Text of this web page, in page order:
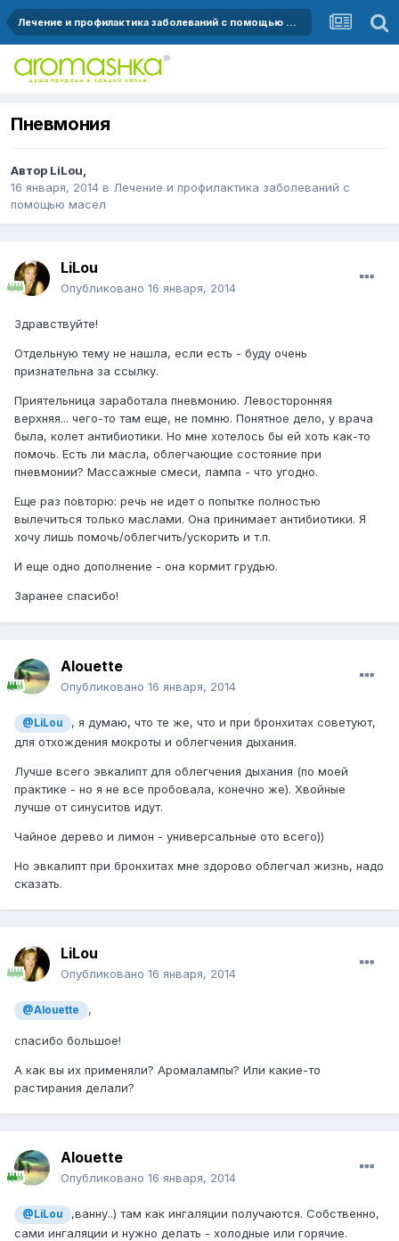
Лечение и профилактика заболеваний с помощью масел
Пневмония
Автор LiLou,
16 января, 2014 в Лечение и профилактика заболеваний с
помощью масел
LiLou
Опубликовано 16 января, 2014
Здравствуйте!
Отдельную тему не нашла, если есть - буду очень
признательна за ссылку.
Приятельница заработала пневмонию. Левосторонняя
верхняя... чего-то там еще, не помню. Понятное дело, у врача
была, колет антибиотики. Но мне хотелось бы ей хоть как-то
помочь. Есть ли масла, облегчающие состояние при
пневмонии? Массажные смеси, лампа - что угодно.
Еще раз повторю: речь не идет о попытке полностью
вылечиться только маслами. Она принимает антибиотики. Я
хочу лишь помочь/облегчить/ускорить и т.п.
И еще одно дополнение - она кормит грудью.
Заранее спасибо!
Alouette
Опубликовано 16 января, 2014
@LiLou
, я думаю, что те же, что и при бронхитах советуют,
для отхождения мокроты и облегчения дыхания.
Лучше всего эвкалипт для облегчения дыхания (по моей
практике - но я не все пробовала, конечно же). Хвойные
лучше от синуситов идут.
Чайное дерево и лимон - универсальные ото всего))
Но эвкалипт при бронхитах мне здорово облегчал жизнь, надо
сказать.
LiLou
Опубликовано 16 января, 2014
@Alouette ,
спасибо большое!
А как вы их применяли? Аромалампы? Или какие-то
растирания делали?
Alouette
Опубликовано 16 января, 2014
@LiLou
,ванну..) там как ингаляции получаются. Собственно,
сами ингаляции и нужно делать - холодные или горячие.